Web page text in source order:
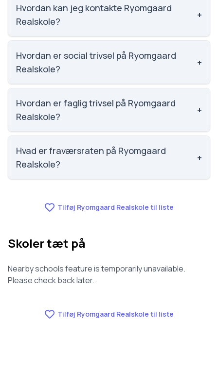
8, nummer 347 ud af 3143 skoler.
Hvordan kan jeg kontakte Ryomgaard
Realskole?
+
Email: ryomreal@ryomreal.dk. Telefon: 8639 4002.
Adresse: Ryomgaard Realskole Vestergade 34 A,
8550 Ryomgård. Skoleleder: Henrik Lisbjerg.
Hvordan er social trivsel på Ryomgaard
Realskole?
+
Vi har ikke data om social trivsel for Ryomgaard
Realskole.
Hvordan er faglig trivsel på Ryomgaard
Realskole?
+
Vi har ikke data om faglig trivsel for Ryomgaard
Realskole.
Hvad er fraværsraten på Ryomgaard
Realskole?
+
Tilføj Ryomgaard Realskole til liste
Skoler tæt på
Nearby schools feature is temporarily unavailable.
Please check back later.
Tilføj Ryomgaard Realskole til liste